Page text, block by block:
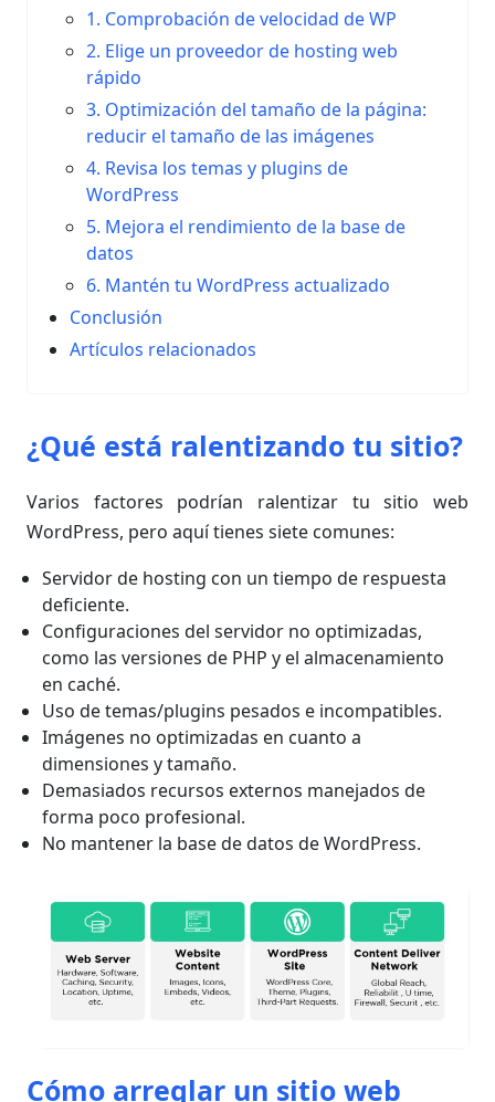
1. Comprobación de velocidad de WP
2. Elige un proveedor de hosting web
rápido
3. Optimización del tamaño de la página:
reducir el tamaño de las imágenes
4. Revisa los temas y plugins de
WordPress
5. Mejora el rendimiento de la base de
datos
6. Mantén tu WordPress actualizado
Conclusión
Artículos relacionados
¿Qué está ralentizando tu sitio?
Varios factores podrían ralentizar tu sitio web
WordPress, pero aquí tienes siete comunes:
Servidor de hosting con un tiempo de respuesta
deficiente.
Configuraciones del servidor no optimizadas,
como las versiones de PHP y el almacenamiento
en caché.
Uso de temas/plugins pesados e incompatibles.
Imágenes no optimizadas en cuanto a
dimensiones y tamaño.
Demasiados recursos externos manejados de
forma poco profesional.
No mantener la base de datos de WordPress.
Cómo arreglar un sitio web